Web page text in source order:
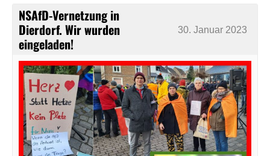
NSAfD-Vernetzung in
Dierdorf. Wir wurden
eingeladen!
30. Januar 2023